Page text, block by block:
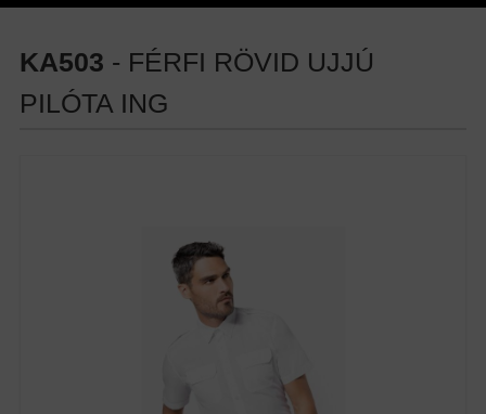
KA503 - FÉRFI RÖVID UJJÚ
PILÓTA ING